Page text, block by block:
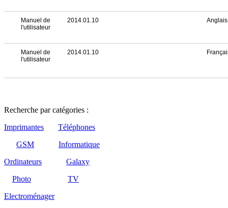
Manuel de
l'utilisateur
2014.01.10 Anglais
Manuel de
l'utilisateur
2014.01.10
Recherche par catégories :
Imprimantes
Téléphones
GSM
Informatique
Ordinateurs
Galaxy
Photo
TV
Electroménager